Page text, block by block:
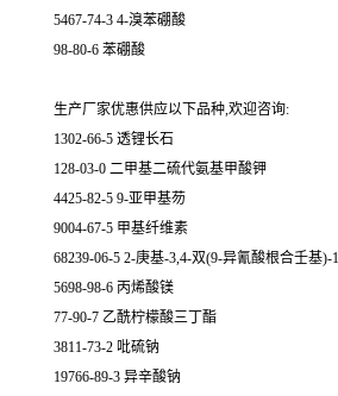
5467-74-3 4-溴苯硼酸
98-80-6 苯硼酸
生产厂家优惠供应以下品种,欢迎咨询:
1302-66-5 透锂长石
128-03-0 二甲基二硫代氨基甲酸钾
4425-82-5 9-亚甲基芴
9004-67-5 甲基纤维素
68239-06-5 2-庚基-3,4-双(9-异氰酸根合壬基)-
5698-98-6 丙烯酸镁
77-90-7 乙酰柠檬酸三丁酯
3811-73-2 吡硫钠
19766-89-3 异辛酸钠